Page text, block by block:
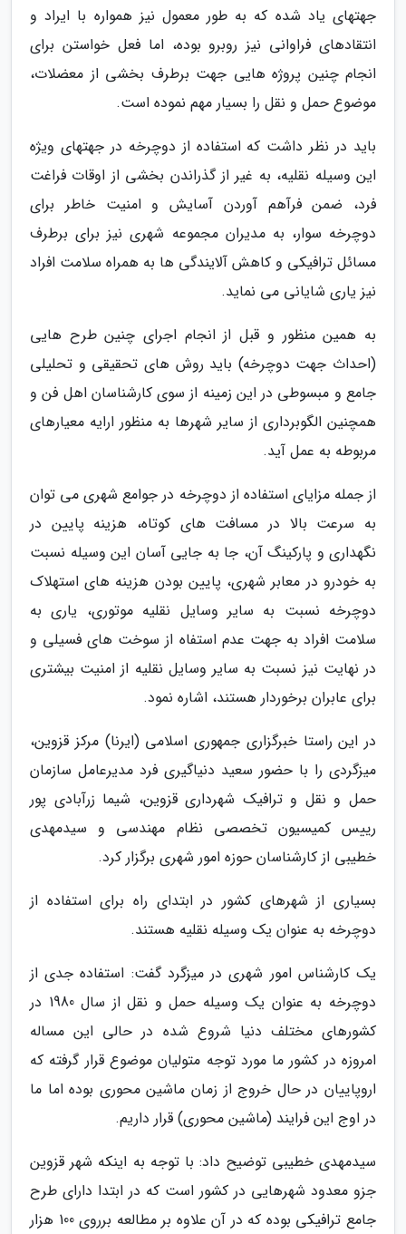
جهتهای یاد شده که به طور معمول نیز همواره با ایراد و
انتقادهای فراوانی نیز روبرو بوده، اما فعل خواستن برای
انجام چنین پروژه هایی جهت برطرف بخشی از معضلات،
موضوع حمل و نقل را بسیار مهم نموده است.
باید در نظر داشت که استفاده از دوچرخه در جهتهای ویژه
این وسیله نقلیه، به غیر از گذراندن بخشی از اوقات فراغت
فرد، ضمن فرآهم آوردن آسایش و امنیت خاطر برای
دوچرخه سوار، به مدیران مجموعه شهری نیز برای برطرف
مسائل ترافیکی و کاهش آلایندگی ها به همراه سلامت افراد
نیز یاری شایانی می نماید.
به همین منظور و قبل از انجام اجرای چنین طرح هایی
(احداث جهت دوچرخه) باید روش های تحقیقی و تحلیلی
جامع و مبسوطی در این زمینه از سوی کارشناسان اهل فن و
همچنین الگوبرداری از سایر شهرها به منظور ارایه معیارهای
مربوطه به عمل آید.
از جمله مزایای استفاده از دوچرخه در جوامع شهری می توان
به سرعت بالا در مسافت های کوتاه، هزینه پایین در
نگهداری و پارکینگ آن، جا به جایی آسان این وسیله نسبت
به خودرو در معابر شهری، پایین بودن هزینه های استهلاک
دوچرخه نسبت به سایر وسایل نقلیه موتوری، یاری به
سلامت افراد به جهت عدم استفاه از سوخت های فسیلی و
در نهایت نیز نسبت به سایر وسایل نقلیه از امنیت بیشتری
برای عابران برخوردار هستند، اشاره نمود.
در این راستا خبرگزاری جمهوری اسلامی (ایرنا) مرکز قزوین،
میزگردی را با حضور سعید دنیاگیری فرد مدیرعامل سازمان
حمل و نقل و ترافیک شهرداری قزوین، شیما زرآبادی پور
رییس کمیسیون تخصصی نظام مهندسی و سیدمهدی
خطیبی از کارشناسان حوزه امور شهری برگزار کرد.
بسیاری از شهرهای کشور در ابتدای راه برای استفاده از
دوچرخه به عنوان یک وسیله نقلیه هستند.
یک کارشناس امور شهری در میزگرد گفت: استفاده جدی از
دوچرخه به عنوان یک وسیله حمل و نقل از سال 1980 در
کشورهای مختلف دنیا شروع شده در حالی این مساله
امروزه در کشور ما مورد توجه متولیان موضوع قرار گرفته که
اروپاییان در حال خروج از زمان ماشین محوری بوده اما ما
در اوج این فرایند (ماشین محوری) قرار داریم.
سیدمهدی خطیبی توضیح داد: با توجه به اینکه شهر قزوین
جزو معدود شهرهایی در کشور است که در ابتدا دارای طرح
جامع ترافیکی بوده که در آن علاوه بر مطالعه برروی 100 هزار